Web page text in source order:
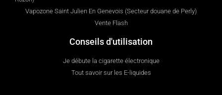
Vapozone Saint Julien En Genevois (Secteur douane de Perly)
Vente Flash
Conseils d'utilisation
Je débute la cigarette électronique
Tout savoir sur les E-liquides